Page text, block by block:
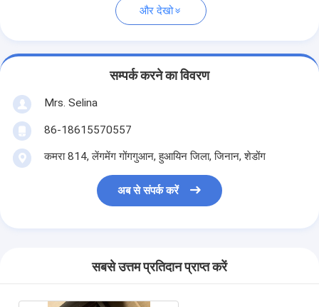
और देखो
सम्पर्क करने का विवरण
Mrs. Selina
86-18615570557
कमरा 814, लेंगमेंग गोंगगुआन, हुआयिन जिला, जिनान, शेडोंग
अब से संपर्क करें
सबसे उत्तम प्रतिदान प्राप्त करें